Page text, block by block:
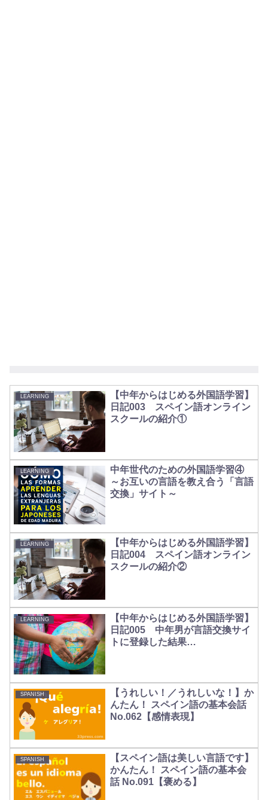
LEARNING
【中年からはじめる外国語学習】
日記003 スペイン語オンライン
スクールの紹介①
LEARNING
中年世代のための外国語学習④
～お互いの言語を教え合う「言語
交換」サイト～
LEARNING
【中年からはじめる外国語学習】
日記004 スペイン語オンライン
スクールの紹介②
LEARNING
【中年からはじめる外国語学習】
日記005 中年男が言語交換サイ
トに登録した結果…
SPANISH
【うれしい！／うれしいな！】か
んたん！ スペイン語の基本会話
No.062【感情表現】
SPANISH
【スペイン語は美しい言語です】
かんたん！ スペイン語の基本会
話 No.091【褒める】